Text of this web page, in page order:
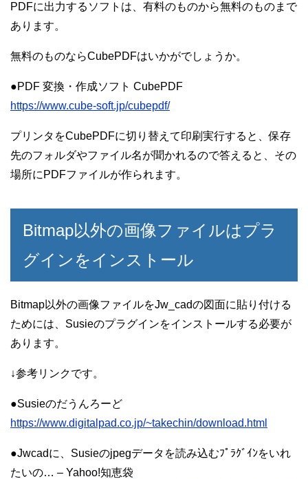
PDFに出力するソフトは、有料のものから無料のものまで
あります。
無料のものならCubePDFはいかがでしょうか。
●PDF 変換・作成ソフト CubePDF
https://www.cube-soft.jp/cubepdf/
プリンタをCubePDFに切り替えて印刷実行すると、保存
先のフォルダやファイル名が聞かれるので答えると、その
場所にPDFファイルが作られます。
Bitmap以外の画像ファイルはプラ
グインをインストール
Bitmap以外の画像ファイルをJw_cadの図面に貼り付ける
ためには、Susieのプラグインをインストールする必要が
あります。
↓参考リンクです。
●Susieのだうんろーど
https://www.digitalpad.co.jp/~takechin/download.html
●Jwcadに、Susieのjpegデータを読み込むﾌﾟﾗｸﾞｲﾝをいれ
たいの… – Yahoo!知恵袋